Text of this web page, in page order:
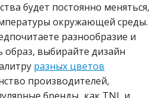
будет постоянно меняться,
окружающей среды.
разнообразие и
образ, выбирайте дизайн
разных цветов
производителей,